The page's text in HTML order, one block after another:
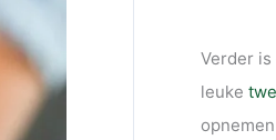
Verder
leuke